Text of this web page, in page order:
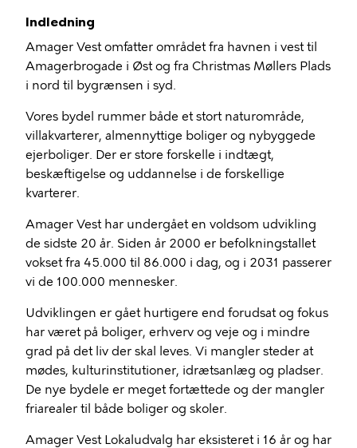
Indledning
Amager Vest omfatter området fra havnen i vest til
Amagerbrogade i Øst og fra Christmas Møllers Plads
i nord til bygrænsen i syd.
Vores bydel rummer både et stort naturområde,
villakvarterer, almennyttige boliger og nybyggede
ejerboliger. Der er store forskelle i indtægt,
beskæftigelse og uddannelse i de forskellige
kvarterer.
Amager Vest har undergået en voldsom udvikling
de sidste 20 år. Siden år 2000 er befolkningstallet
vokset fra 45.000 til 86.000 i dag, og i 2031 passerer
vi de 100.000 mennesker.
Udviklingen er gået hurtigere end forudsat og fokus
har været på boliger, erhverv og veje og i mindre
grad på det liv der skal leves. Vi mangler steder at
mødes, kulturinstitutioner, idrætsanlæg og pladser.
De nye bydele er meget fortættede og der mangler
friarealer til både boliger og skoler.
Amager Vest Lokaludvalg har eksisteret i 16 år og har